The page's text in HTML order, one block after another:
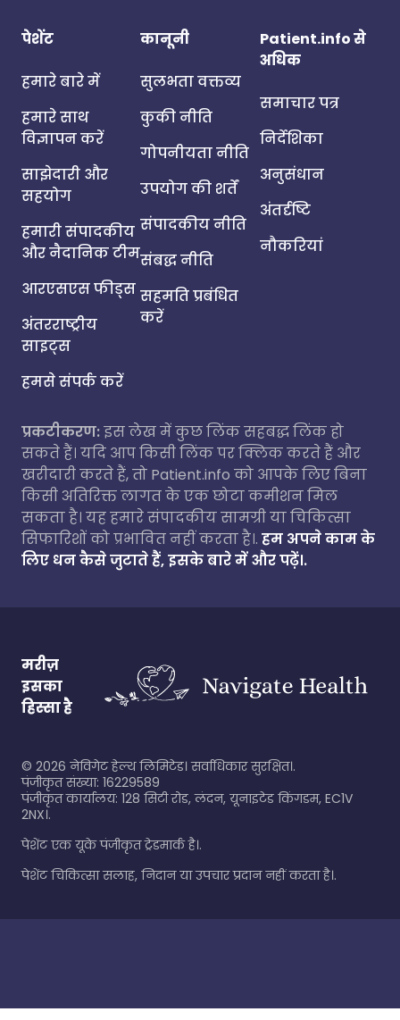
पेशेंट
हमारे बारे में
हमारे साथ
विज्ञापन करें
साझेदारी और
सहयोग
हमारी संपादकीय
और नैदानिक टीम
आरएसएस फीड्स
अंतरराष्ट्रीय
साइट्स
हमसे संपर्क करें
कानूनी
सुलभता वक्तव्य
कुकी नीति
गोपनीयता नीति
उपयोग की शर्तें
संपादकीय नीति
संबद्ध नीति
सहमति प्रबंधित
करें
Patient.info से
अधिक
समाचार पत्र
निर्देशिका
अनुसंधान
अंतर्दृष्टि
नौकरियां
प्रकटीकरण:इस लेख में कुछ लिंक सहबद्ध लिंक हो
सकते हैं। यदि आप किसी लिंक पर क्लिक करते हैं और
खरीदारी करते हैं, तो Patient.info को आपके लिए बिना
किसी अतिरिक्त लागत के एक छोटा कमीशन मिल
सकता है। यह हमारे संपादकीय सामग्री या चिकित्सा
सिफारिशों को प्रभावित नहीं करता है।. हम अपने काम के
लिए धन कैसे जुटाते हैं, इसके बारे में और पढ़ें।.
मरीज़
इसका
हिस्सा है
© 2026 नेविगेट हेल्थ लिमिटेड। सर्वाधिकार सुरक्षित।.
पंजीकृत संख्या: 16229589
पंजीकृत कार्यालय: 128 सिटी रोड, लंदन, यूनाइटेड किंगडम, EC1V
2NX।.
पेशेंट एक यूके पंजीकृत ट्रेडमार्क है।.
पेशेंट चिकित्सा सलाह, निदान या उपचार प्रदान नहीं करता है।.